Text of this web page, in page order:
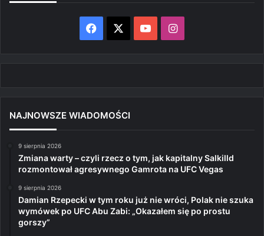
Facebook YouTubeInstagram
NAJNOWSZE WIADOMOŚCI
9 sierpnia 2026
Zmiana warty – czyli rzecz o tym, jak kapitalny Salkilld
rozmontował agresywnego Gamrota na UFC Vegas
9 sierpnia 2026
Damian Rzepecki w tym roku już nie wróci, Polak nie szuka
wymówek po UFC Abu Zabi: „Okazałem się po prostu
gorszy”